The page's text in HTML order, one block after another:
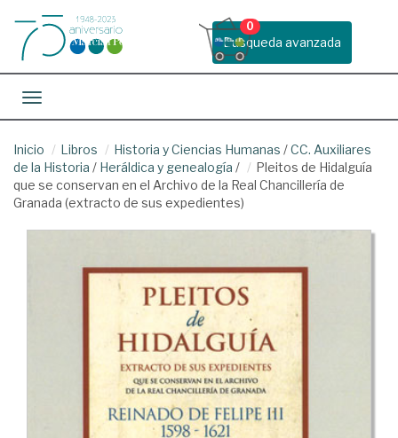
Busqueda avanzada
0
Toggle navigation
Inicio Libros Historia y Ciencias Humanas /CC. Auxiliares
de la Historia / Heráldica y genealogía /
Pleitos de Hidalguía
que se conservan en el Archivo de la Real Chancillería de
Granada (extracto de sus expedientes)